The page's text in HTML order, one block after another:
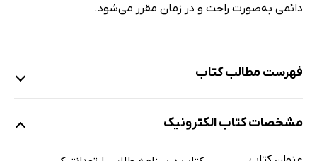
دائمی به‌صورت راحت و در زمان مقرر می‌شود.
فهرست مطالب کتاب
فصل دوم: پروفیت - مفاهیم رشد و نمو
مشخصات کتاب الکترونیک